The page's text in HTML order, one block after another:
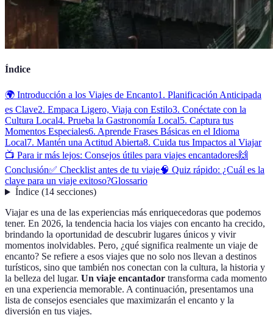
Índice
🌍 Introducción a los Viajes de Encanto1. Planificación Anticipada
es Clave2. Empaca Ligero, Viaja con Estilo3. Conéctate con la
Cultura Local4. Prueba la Gastronomía Local5. Captura tus
Momentos Especiales6. Aprende Frases Básicas en el Idioma
Local7. Mantén una Actitud Abierta8. Cuida tus Impactos al Viajar
📺 Para ir más lejos: Consejos útiles para viajes encantadores🙌
Conclusión✅ Checklist antes de tu viaje🧠 Quiz rápido: ¿Cuál es la
clave para un viaje exitoso?Glossario
Índice(14 secciones)
Viajar es una de las experiencias más enriquecedoras que podemos
tener. En 2026, la tendencia hacia los viajes con encanto ha crecido,
brindando la oportunidad de descubrir lugares únicos y vivir
momentos inolvidables. Pero, ¿qué significa realmente un viaje de
encanto? Se refiere a esos viajes que no solo nos llevan a destinos
turísticos, sino que también nos conectan con la cultura, la historia y
la belleza del lugar. Un viaje encantador transforma cada momento
en una experiencia memorable. A continuación, presentamos una
lista de consejos esenciales que maximizarán el encanto y la
diversión en tus viajes.